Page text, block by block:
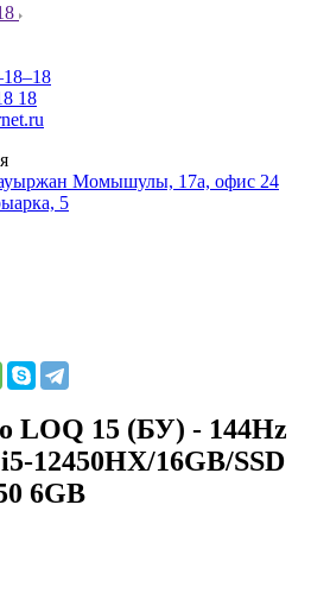
18
Момышулы, 17а, офис 24
5
LOQ 15 (БУ) - 144Hz
12450HX/16GB/SSD
6GB